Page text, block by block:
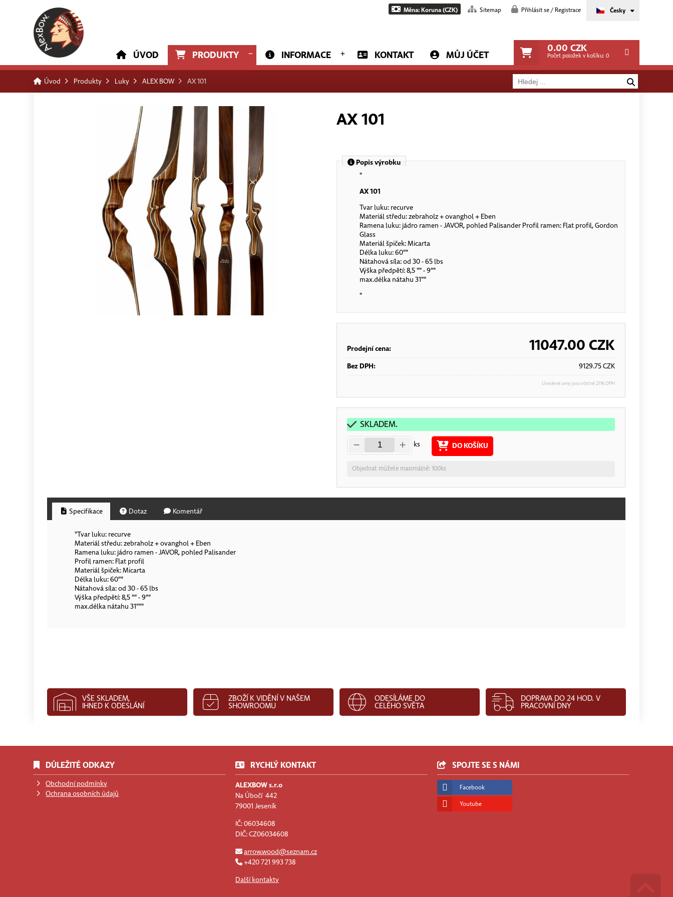
Česky
Měna: Koruna (CZK) Sitemap Přihlásit se / Registrace
ÚVOD PRODUKTY INFORMACE KONTAKT MŮJ ÚČET
0.00 CZK
Počet položek v košíku: 0
Úvod Produkty Luky ALEX BOW AX 101
AX 101
Popis výrobku
"
AX 101
Tvar luku: recurve
Materiál středu: zebraholz + ovanghol + Eben
Ramena luku: jádro ramen - JAVOR, pohled Palisander Profil ramen: Flat profil, Gordon
Glass
Materiál špiček: Micarta
Délka luku: 60""
Nátahová síla: od 30 - 65 lbs
Výška předpětí: 8,5 "" - 9""
max.délka nátahu 31""
"
Prodejní cena: 11047.00 CZK
Bez DPH: 9129.75CZK
Uvedené ceny jsou včetně 21% DPH
SKLADEM.
ks DO KOŠÍKU
Objednat můžete maximálně: 100ks
Specifikace Dotaz Komentář
"Tvar luku: recurve
Materiál středu: zebraholz + ovanghol + Eben
Ramena luku: jádro ramen - JAVOR, pohled Palisander
Profil ramen: Flat profil
Materiál špiček: Micarta
Délka luku: 60""
Nátahová síla: od 30 - 65 lbs
Výška předpětí: 8,5 "" - 9""
max.délka nátahu 31"""
VŠE SKLADEM,
IHNED K ODESLÁNÍ
ZBOŽÍ K VIDĚNÍ V NAŠEM
SHOWROOMU
ODESÍLÁME DO
CELÉHO SVĚTA
DOPRAVA DO 24 HOD. V
PRACOVNÍ DNY
DŮLEŽITÉ ODKAZY
Obchodní podmínky
Ochrana osobních údajů
RYCHLÝ KONTAKT
ALEXBOW s.r.o
Na Úbočí 442
79001 Jeseník
IČ: 06034608
DIČ: CZ06034608
arrow.wood@seznam.cz
+420 721 993 738
Další kontakty
SPOJTE SE S NÁMI
Facebook
Youtube